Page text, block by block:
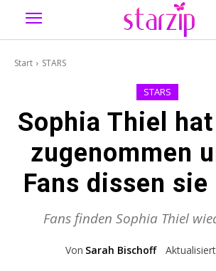
Start STARS
STARS
Sophia Thiel
zugenommen
Fans dissen
Fans finden Sophia Thiel
Von Sarah Bischoff